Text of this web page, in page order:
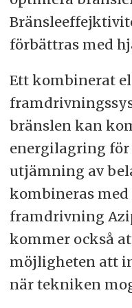
förbättras med
Ett kombinerat
bränslen kan
energilagring
utjämning av
kombineras med
framdrivning
kommer också
möjligheten att
när tekniken